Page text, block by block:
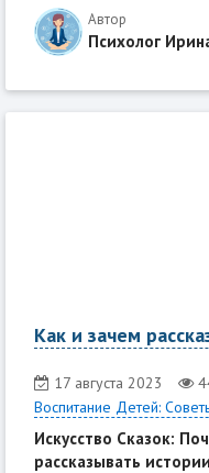
Автор
Психолог
Как и зачем
17 августа 2023
Воспитание Детей:
Искусство Сказок:
рассказывать